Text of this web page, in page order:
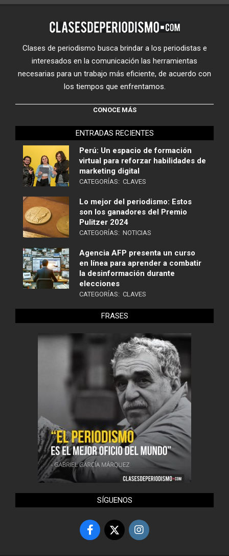
Clases de periodismo busca brindar a los periodistas e
interesados en la comunicación las herramientas
necesarias para un trabajo más eficiente, de acuerdo con
los tiempos que enfrentamos.
CONOCE MÁS
ENTRADAS RECIENTES
Perú: Un espacio de formación
virtual para reforzar habilidades de
marketing digital
CATEGORÍAS: CLAVES
Lo mejor del periodismo: Estos
son los ganadores del Premio
Pulitzer 2024
CATEGORÍAS: NOTICIAS
Agencia AFP presenta un curso
en línea para aprender a combatir
la desinformación durante
elecciones
CATEGORÍAS: CLAVES
FRASES
SÍGUENOS